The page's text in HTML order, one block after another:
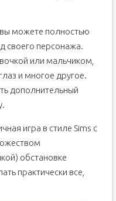
вы можете полностью
своего персонажа.
или мальчиком,
и многое другое.
дополнительный
игра в стиле Sims с
обстановке
практически все,